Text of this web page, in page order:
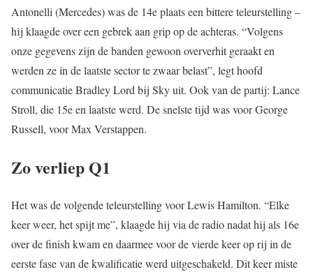
Antonelli (Mercedes) was de 14e plaats een bittere teleurstelling –
hij klaagde over een gebrek aan grip op de achteras. “Volgens
onze gegevens zijn de banden gewoon oververhit geraakt en
werden ze in de laatste sector te zwaar belast”, legt hoofd
communicatie Bradley Lord bij Sky uit. Ook van de partij: Lance
Stroll, die 15e en laatste werd. De snelste tijd was voor George
Russell, voor Max Verstappen.
Zo verliep Q1
Het was de volgende teleurstelling voor Lewis Hamilton. “Elke
keer weer, het spijt me”, klaagde hij via de radio nadat hij als 16e
over de finish kwam en daarmee voor de vierde keer op rij in de
eerste fase van de kwalificatie werd uitgeschakeld. Dit keer miste